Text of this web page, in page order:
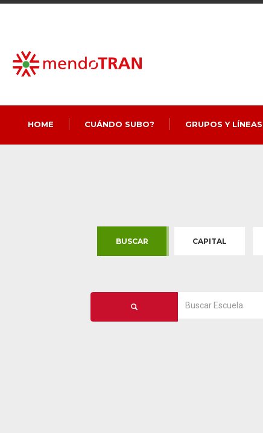
HOME CUÁNDO SUBO? GRUPOS Y LÍNEAS
BUSCAR CAPITAL